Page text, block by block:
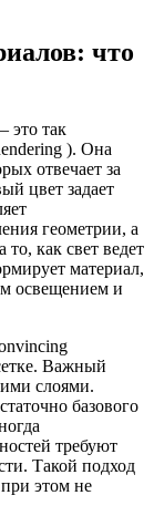
что
это так
). Она
отвечает за
цвет задает
геометрии, а
то, как свет ведет
материал,
освещением и
Важный
слоями.
базового
требуют
Такой подход
этом не